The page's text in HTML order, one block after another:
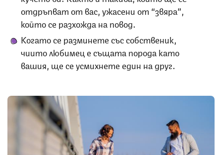
отдръпват от вас, ужасени от “звяра”,
който се разхожда на повод.
Когато се разминете със собственик,
чиито любимец е същата порода като
вашия, ще се усмихнете един на друг.